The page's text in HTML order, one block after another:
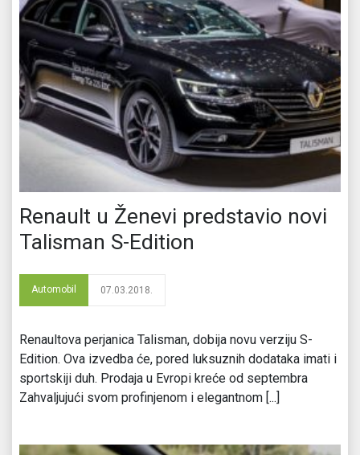
Renault u Ženevi predstavio novi
Talisman S-Edition
Automobil 07.03.2018.
Renaultova perjanica Talisman, dobija novu verziju S-
Edition. Ova izvedba će, pored luksuznih dodataka imati i
sportskiji duh. Prodaja u Evropi kreće od septembra
Zahvaljujući svom profinjenom i elegantnom [...]